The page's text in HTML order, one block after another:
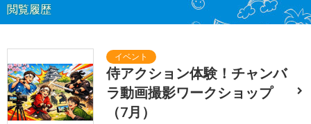
閲覧履歴
侍アクション体験！チャンバ
ラ動画撮影ワークショップ
（7月）